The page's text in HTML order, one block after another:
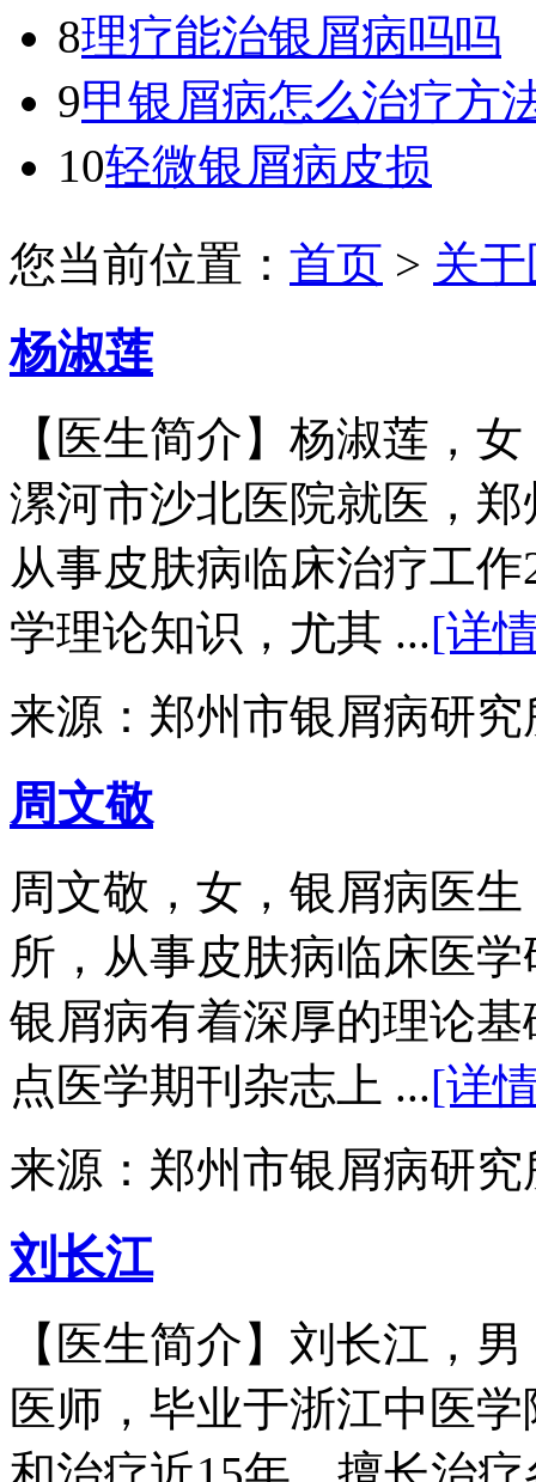
8理疗能治银屑病吗吗
9甲银屑病怎么治疗方
10轻微银屑病皮损
您当前位置： 首页 > 关
杨淑莲
【医生简介】杨淑莲，
漯河市沙北医院就医，
从事皮肤病临床治疗工
学理论知识，尤其 ...[详
来源：郑州市银屑病研
周文敬
周文敬，女，银屑病医
所，从事皮肤病临床医
银屑病有着深厚的理论
点医学期刊杂志上 ...[详
来源：郑州市银屑病研
刘长江
【医生简介】刘长江，
医师，毕业于浙江中医